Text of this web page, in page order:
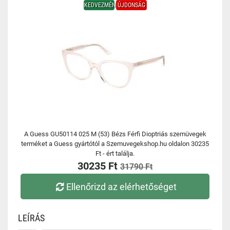
KEDVEZMÉNYÚJDONSÁG
A Guess GU50114 025 M (53) Bézs Férfi Dioptriás szemüvegek
terméket a Guess gyártótól a Szemuvegekshop.hu oldalon 30235
Ft - ért találja.
30235 Ft 31790 Ft
Ellenőrizd az elérhetőséget
LEÍRÁS